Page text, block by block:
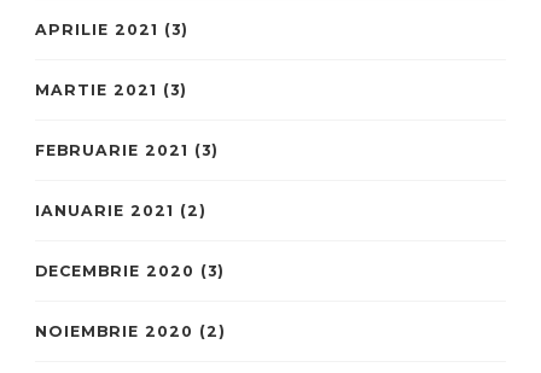
APRILIE 2021 (3)
MARTIE 2021 (3)
FEBRUARIE 2021 (3)
IANUARIE 2021 (2)
DECEMBRIE 2020 (3)
NOIEMBRIE 2020 (2)